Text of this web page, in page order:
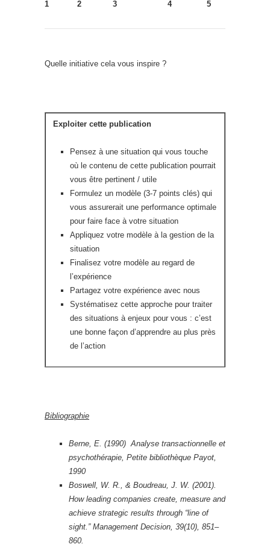
1 2 3 4 5
Quelle initiative cela vous inspire ?
Exploiter cette publication
Pensez à une situation qui vous touche
où le contenu de cette publication pourrait
vous être pertinent / utile
Formulez un modèle (3-7 points clés) qui
vous assurerait une performance optimale
pour faire face à votre situation
Appliquez votre modèle à la gestion de la
situation
Finalisez votre modèle au regard de
l’expérience
Partagez votre expérience avec nous
Systématisez cette approche pour traiter
des situations à enjeux pour vous : c’est
une bonne façon d’apprendre au plus près
de l’action
Bibliographie
Berne, E. (1990) Analyse transactionnelle et
psychothérapie, Petite bibliothèque Payot,
1990
Boswell, W. R., & Boudreau, J. W. (2001).
How leading companies create, measure and
achieve strategic results through “line of
sight.” Management Decision, 39(10), 851–
860.